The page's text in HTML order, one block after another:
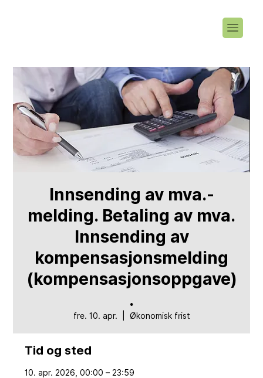
Innsending av mva.-
melding. Betaling av mva.
Innsending av
kompensasjonsmelding
(kompensasjonsoppgave)
.
fre. 10. apr. Økonomisk frist
Tid og sted
10. apr. 2026, 00:00 – 23:59